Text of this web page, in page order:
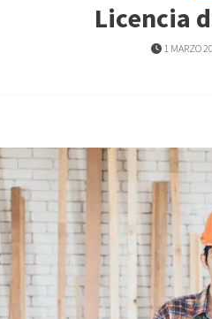
Licencia
1 MARZO